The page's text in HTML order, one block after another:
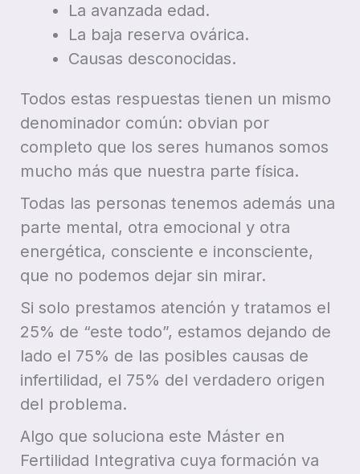
La avanzada edad.
La baja reserva ovárica.
Causas desconocidas.
Todos estas respuestas tienen un mismo
denominador común: obvian por
completo que los seres humanos somos
mucho más que nuestra parte física.
Todas las personas tenemos además una
parte mental, otra emocional y otra
energética, consciente e inconsciente,
que no podemos dejar sin mirar.
Si solo prestamos atención y tratamos el
25% de “este todo”, estamos dejando de
lado el 75% de las posibles causas de
infertilidad, el 75% del verdadero origen
del problema.
Algo que soluciona este Máster en
Fertilidad Integrativa cuya formación va